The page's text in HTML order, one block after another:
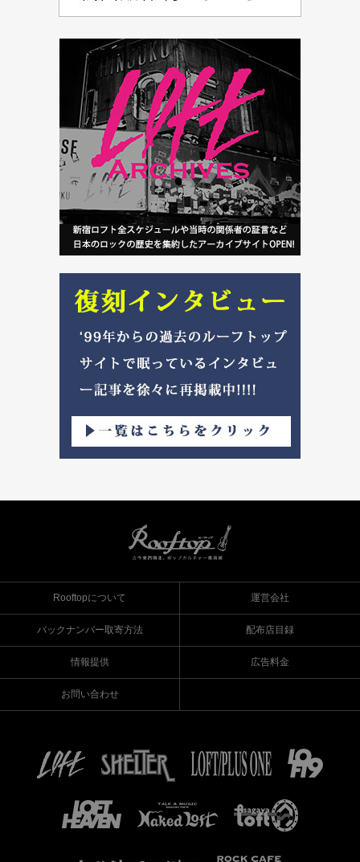
Rooftopについて 運営会社
バックナンバー取寄方法 配布店目録
情報提供 広告料金
お問い合わせ